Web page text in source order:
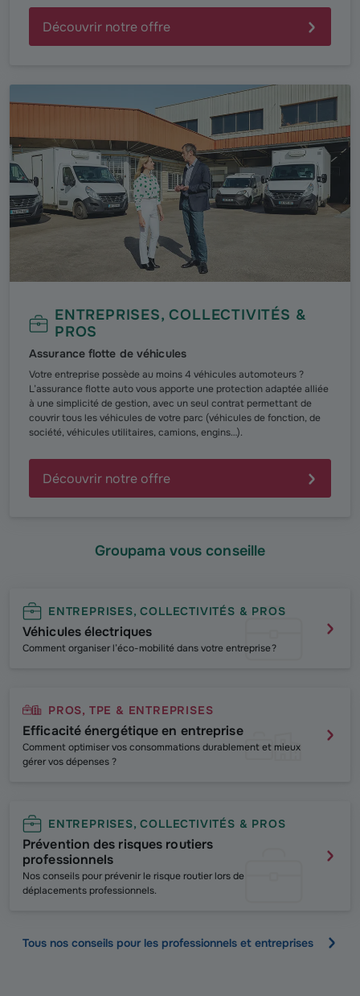
Découvrir notre offre
ENTREPRISES, COLLECTIVITÉS &
PROS
Assurance flotte de véhicules
Votre entreprise possède au moins 4 véhicules automoteurs ?
L’assurance flotte auto vous apporte une protection adaptée alliée
à une simplicité de gestion, avec un seul contrat permettant de
couvrir tous les véhicules de votre parc (véhicules de fonction, de
société, véhicules utilitaires, camions, engins…).
Découvrir notre offre
Groupama vous conseille
ENTREPRISES, COLLECTIVITÉS & PROS
Véhicules électriques
Comment organiser l’éco-mobilité dans votre entreprise ?
PROS, TPE & ENTREPRISES
Efficacité énergétique en entreprise
Comment optimiser vos consommations durablement et mieux
gérer vos dépenses ?
ENTREPRISES, COLLECTIVITÉS & PROS
Prévention des risques routiers
professionnels
Nos conseils pour prévenir le risque routier lors de
déplacements professionnels.
Tous nos conseils pour les professionnels et entreprises